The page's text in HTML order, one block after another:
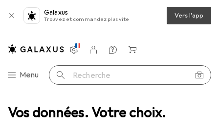
Vos données. Votre choix.
Galaxus
Trouvez et commandez plus vite Vers l'app
Navigation par catégorie
Menu Recherche
Paramètres
Compte client
Listes de comparaison
Listes d'envies
Panier
Secret play Secretplay Mango & Pineapple Gel - Sweet Love 60 ml